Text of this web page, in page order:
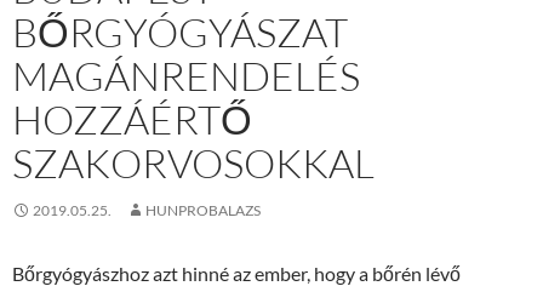
BŐRGYÓGYÁSZAT
MAGÁNRENDELÉS
HOZZÁÉRTŐ
SZAKORVOSOKKAL
2019.05.25. HUNPROBALAZS
Bőrgyógyászhoz azt hinné az ember, hogy a bőrén lévő